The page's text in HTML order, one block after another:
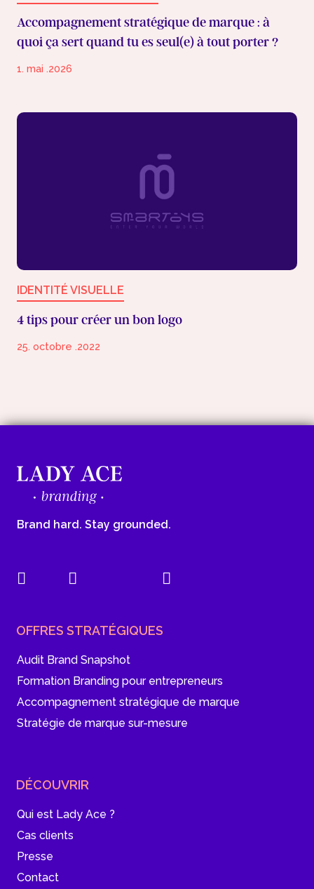
Accompagnement stratégique de marque : à
quoi ça sert quand tu es seul(e) à tout porter ?
1. mai .2026
IDENTITÉ VISUELLE
4 tips pour créer un bon logo
25. octobre .2022
Brand hard. Stay grounded.
OFFRES STRATÉGIQUES
Audit Brand Snapshot
Formation Branding pour entrepreneurs
Accompagnement stratégique de marque
Stratégie de marque sur-mesure
DÉCOUVRIR
Qui est Lady Ace ?
Cas clients
Presse
Contact